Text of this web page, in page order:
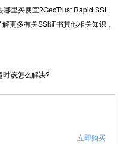
里买便宜?GeoTrust Rapid SSL
更多有关SSl证书其他相关知识，
时该怎么解决?
立即购买